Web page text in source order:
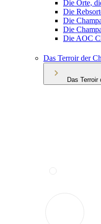
Die Orte,
Die
Die
Die
Die AOC
Das Terroir der
Das Terroir